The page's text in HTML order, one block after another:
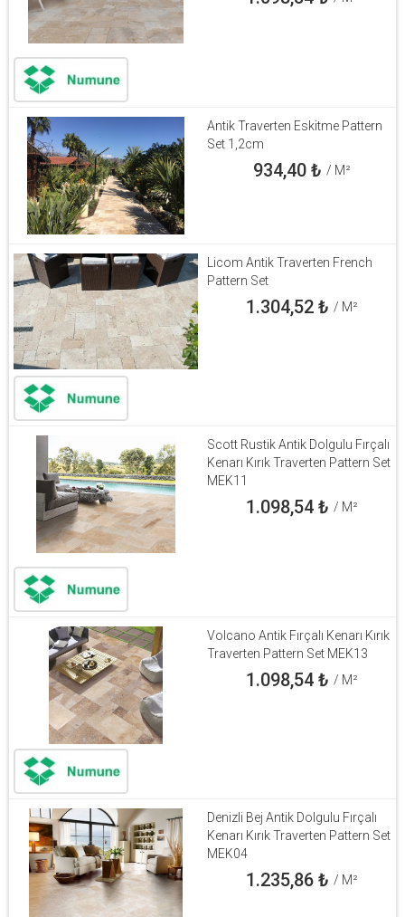
Antik Traverten Eskitme Pattern
Set 1,2cm
934,40₺ / M²
Licom Antik Traverten French
Pattern Set
1.304,52₺ / M²
Scott Rustik Antik Dolgulu Fırçalı
Kenarı Kırık Traverten Pattern Set
MEK11
1.098,54₺ / M²
Volcano Antik Fırçalı Kenarı Kırık
Traverten Pattern Set MEK13
1.098,54₺ / M²
Denizli Bej Antik Dolgulu Fırçalı
Kenarı Kırık Traverten Pattern Set
MEK04
1.235,86₺ / M²